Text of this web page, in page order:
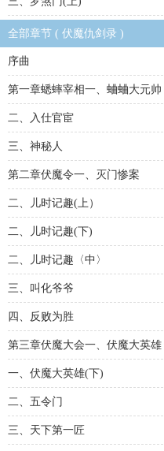
全部章节 ( 伏魔仇剑录 )
序曲
第一章蟋蟀宰相一、蛐蛐大元帅
二、入仕官宦
三、神秘人
第二章伏魔令一、灭门惨案
二、儿时记趣(上）
二、儿时记趣(下)
二、儿时记趣〈中〉
三、叫化爷爷
四、反败为胜
第三章伏魔大会一、伏魔大英雄
一、伏魔大英雄(下)
二、五令门
三、天下第一匠